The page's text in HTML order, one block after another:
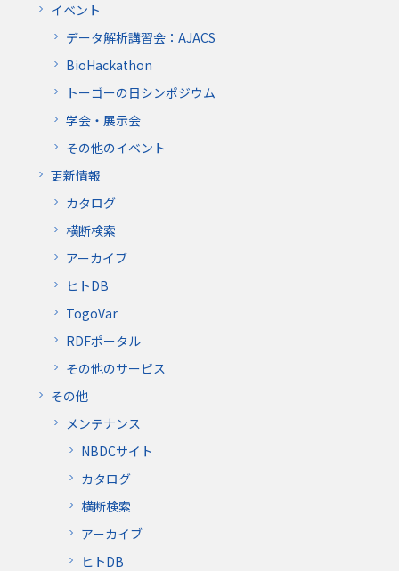
イベント
データ解析講習会：AJACS
BioHackathon
トーゴーの日シンポジウム
学会・展示会
その他のイベント
更新情報
カタログ
横断検索
アーカイブ
ヒトDB
TogoVar
RDFポータル
その他のサービス
その他
メンテナンス
NBDCサイト
カタログ
横断検索
アーカイブ
ヒトDB